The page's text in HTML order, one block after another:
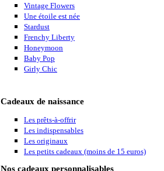
Vintage Flowers
Une étoile est née
Stardust
Frenchy Liberty
Honeymoon
Baby Pop
Girly Chic
Cadeaux de naissance
Les prêts-à-offrir
Les indispensables
Les originaux
Les petits cadeaux (moins de 15 euros)
Nos cadeaux personnalisables